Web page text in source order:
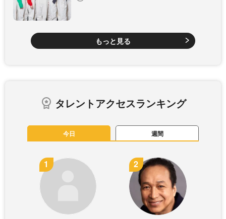
もっと見る
タレントアクセスランキング
今日 週間